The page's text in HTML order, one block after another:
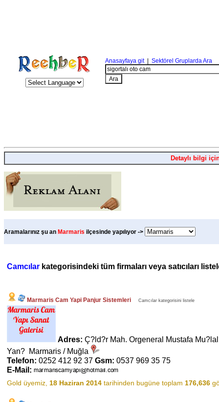
Anasayfaya git| Sektörel Gruplarda Ara
Detaylı bilgi
Aramalarınız şu an Marmaris ilçesinde yapılıyor ->
Camcılar kategorisindeki tüm firmaları veya satıcıları
Marmaris Cam Yapi Panjur Sistemleri Camcılar kategorisini listele
Adres: Ç?ld?r Mah. Orgeneral Mustafa
Yan? Marmaris / Muğla
Telefon: 0252 412 92 37 Gsm: 0537 969 35 75
E-Mail:
Gold üyemiz, 18 Haziran 2014 tarihinden bugüne toplam 176,636